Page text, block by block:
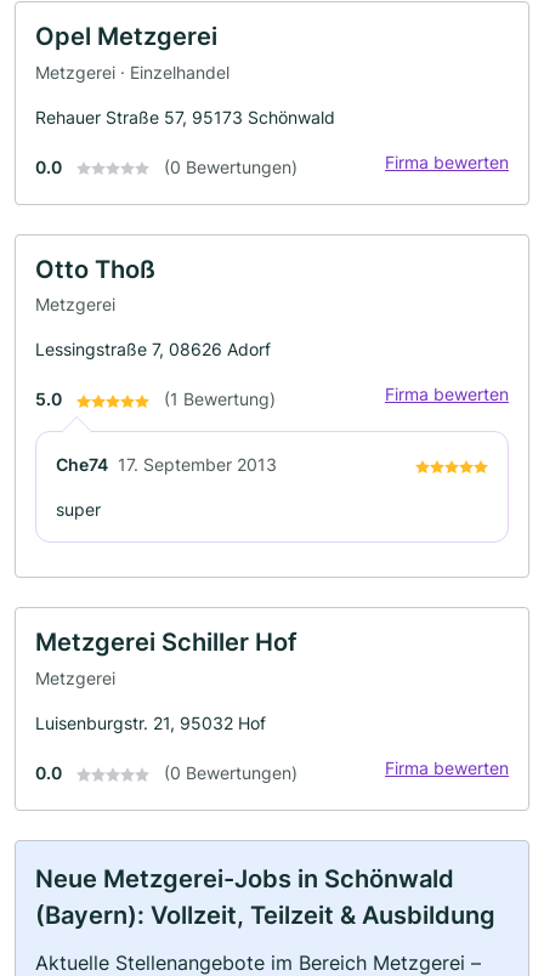
Opel Metzgerei
Metzgerei · Einzelhandel
Rehauer Straße 57, 95173 Schönwald
0.0 (0 Bewertungen) Firma bewerten
Otto Thoß
Metzgerei
Lessingstraße 7, 08626 Adorf
5.0 (1 Bewertung) Firma bewerten
Che74 17. September 2013
super
Metzgerei Schiller Hof
Metzgerei
Luisenburgstr. 21, 95032 Hof
0.0 (0 Bewertungen) Firma bewerten
Neue Metzgerei-Jobs in Schönwald
(Bayern): Vollzeit, Teilzeit & Ausbildung
Aktuelle Stellenangebote im Bereich Metzgerei –